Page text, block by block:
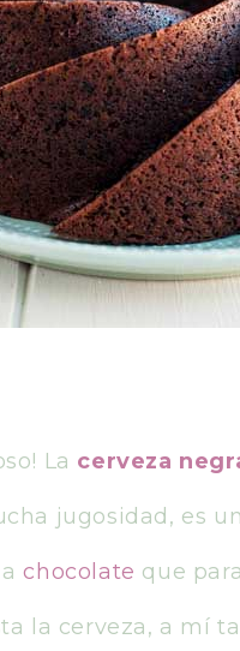
La cerveza
jugosidad, es
achocolate que
la cerveza, a mí